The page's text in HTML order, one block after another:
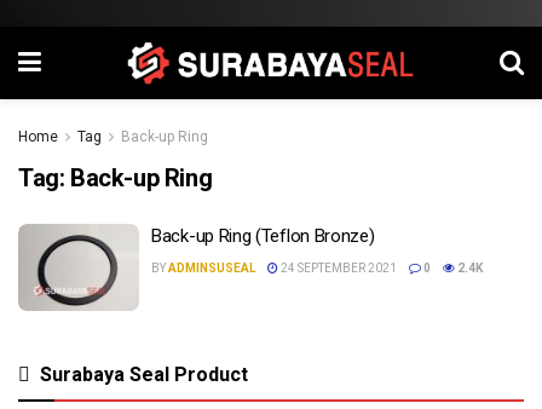
Home Tag Back-up Ring
Tag: Back-up Ring
Back-up Ring (Teflon Bronze)
BYADMINSUSEAL 24 SEPTEMBER 2021 0 2.4K
Surabaya Seal Product